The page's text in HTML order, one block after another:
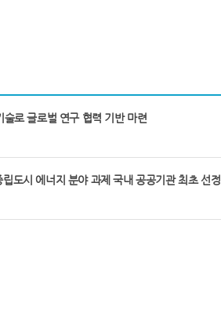
로 글로벌 연구 협력 기반 마련
립도시 에너지 분야 과제 국내 공공기관 최초 선정